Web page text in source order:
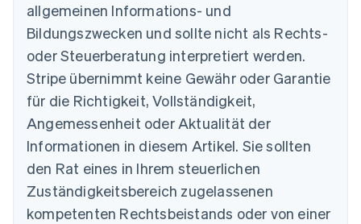
allgemeinen Informations- und
Bildungszwecken und sollte nicht als Rechts-
oder Steuerberatung interpretiert werden.
Stripe übernimmt keine Gewähr oder Garantie
für die Richtigkeit, Vollständigkeit,
Angemessenheit oder Aktualität der
Informationen in diesem Artikel. Sie sollten
den Rat eines in Ihrem steuerlichen
Zuständigkeitsbereich zugelassenen
kompetenten Rechtsbeistands oder von einer
Australien
English
Belgien
Nederlands Français DeutschEnglish
Brasilien
PortuguêsEnglish
English
Dänemark
English
Deutschland
DeutschEnglish
Estland